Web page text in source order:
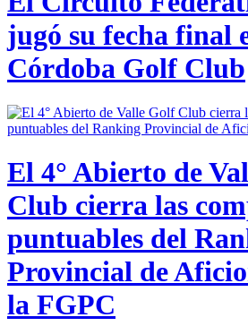
jugó su fecha final
Córdoba Golf Club
El 4° Abierto de
Club cierra las
puntuables del
Provincial de
la FGPC